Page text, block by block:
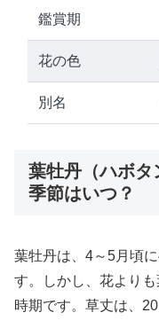
鑑賞期
花の色
別名
葉牡丹（ハボタ
季節はいつ？
葉牡丹は、4～5月頃
す。しかし、花より
時期です。草丈は、